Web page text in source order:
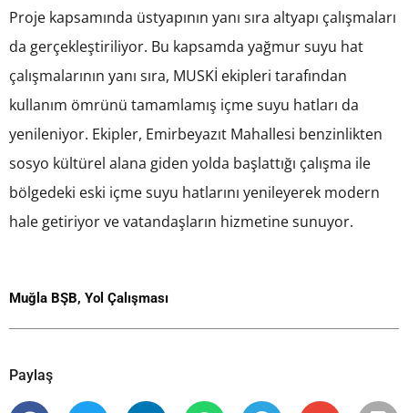
Proje kapsamında üstyapının yanı sıra altyapı çalışmaları
da gerçekleştiriliyor. Bu kapsamda yağmur suyu hat
çalışmalarının yanı sıra, MUSKİ ekipleri tarafından
kullanım ömrünü tamamlamış içme suyu hatları da
yenileniyor. Ekipler, Emirbeyazıt Mahallesi benzinlikten
sosyo kültürel alana giden yolda başlattığı çalışma ile
bölgedeki eski içme suyu hatlarını yenileyerek modern
hale getiriyor ve vatandaşların hizmetine sunuyor.
Muğla BŞB, Yol Çalışması
Paylaş